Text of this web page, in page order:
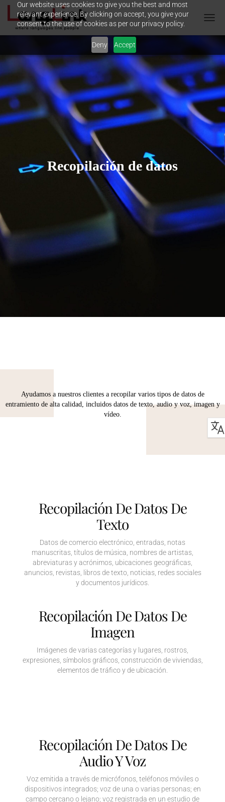
Our website uses cookies to give you the best and most
relevant experience. By clicking on accept, you give your
consent to the use of cookies as per our privacy policy.
Deny Accept
O
G
E
N
A
V
G
A
I
Recopilación de datos
Ayudamos a nuestros clientes a recopilar varios tipos de datos de
entramiento de alta calidad, incluidos datos de texto, audio y voz, imagen y
vídeo.
Recopilación De Datos De
Texto
Datos de comercio electrónico, entradas, notas
manuscritas, títulos de música, nombres de artistas,
abreviaturas y acrónimos, ubicaciones geográficas,
anuncios, revistas, libros de texto, noticias, redes sociales
y documentos jurídicos.
Recopilación De Datos De
Imagen
Imágenes de varias categorías y lugares, rostros,
expresiones, símbolos gráficos, construcción de viviendas,
elementos de tráfico y de ubicación.
Recopilación De Datos De
Audio Y Voz
Voz emitida a través de micrófonos, teléfonos móviles o
dispositivos integrados; voz de una o varias personas; en
campo cercano o lejano; voz registrada en un estudio de